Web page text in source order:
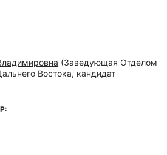
(Заведующая Отделом
Востока, кандидат